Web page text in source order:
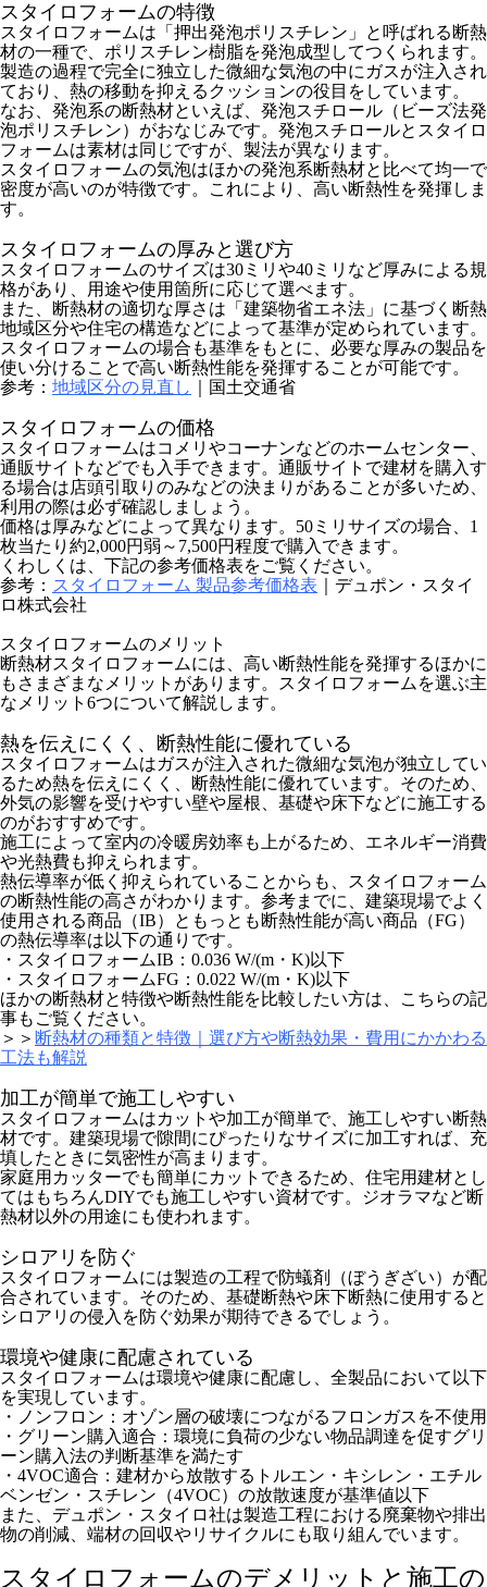
スタイロフォームの特徴
スタイロフォームは「押出発泡ポリスチレン」と呼ばれる断熱
材の一種で、ポリスチレン樹脂を発泡成型してつくられます。
製造の過程で完全に独立した微細な気泡の中にガスが注入され
ており、熱の移動を抑えるクッションの役目をしています。
なお、発泡系の断熱材といえば、発泡スチロール（ビーズ法発
泡ポリスチレン）がおなじみです。発泡スチロールとスタイロ
フォームは素材は同じですが、製法が異なります。
スタイロフォームの気泡はほかの発泡系断熱材と比べて均一で
密度が高いのが特徴です。これにより、高い断熱性を発揮しま
す。
スタイロフォームの厚みと選び方
スタイロフォームのサイズは30ミリや40ミリなど厚みによる規
格があり、用途や使用箇所に応じて選べます。
また、断熱材の適切な厚さは「建築物省エネ法」に基づく断熱
地域区分や住宅の構造などによって基準が定められています。
スタイロフォームの場合も基準をもとに、必要な厚みの製品を
使い分けることで高い断熱性能を発揮することが可能です。
参考： 地域区分の見直し ｜国土交通省
スタイロフォームの価格
スタイロフォームはコメリやコーナンなどのホームセンター、
通販サイトなどでも入手できます。通販サイトで建材を購入す
る場合は店頭引取りのみなどの決まりがあることが多いため、
利用の際は必ず確認しましょう。
価格は厚みなどによって異なります。50ミリサイズの場合、1
枚当たり約2,000円弱～7,500円程度で購入できます。
くわしくは、下記の参考価格表をご覧ください。
参考： スタイロフォーム 製品参考価格表 ｜デュポン・スタイ
ロ株式会社
スタイロフォームのメリット
断熱材スタイロフォームには、高い断熱性能を発揮するほかに
もさまざまなメリットがあります。スタイロフォームを選ぶ主
なメリット6つについて解説します。
熱を伝えにくく、断熱性能に優れている
スタイロフォームはガスが注入された微細な気泡が独立してい
るため熱を伝えにくく、断熱性能に優れています。そのため、
外気の影響を受けやすい壁や屋根、基礎や床下などに施工する
のがおすすめです。
施工によって室内の冷暖房効率も上がるため、エネルギー消費
や光熱費も抑えられます。
熱伝導率が低く抑えられていることからも、スタイロフォーム
の断熱性能の高さがわかります。参考までに、建築現場でよく
使用される商品（IB）ともっとも断熱性能が高い商品（FG）
の熱伝導率は以下の通りです。
・スタイロフォームIB：0.036 W/(m・K)以下
・スタイロフォームFG：0.022 W/(m・K)以下
ほかの断熱材と特徴や断熱性能を比較したい方は、こちらの記
事もご覧ください。
＞＞ 断熱材の種類と特徴｜選び方や断熱効果・費用にかかわる
工法も解説
加工が簡単で施工しやすい
スタイロフォームはカットや加工が簡単で、施工しやすい断熱
材です。建築現場で隙間にぴったりなサイズに加工すれば、充
填したときに気密性が高まります。
家庭用カッターでも簡単にカットできるため、住宅用建材とし
てはもちろんDIYでも施工しやすい資材です。ジオラマなど断
熱材以外の用途にも使われます。
シロアリを防ぐ
スタイロフォームには製造の工程で防蟻剤（ぼうぎざい）が配
合されています。そのため、基礎断熱や床下断熱に使用すると
シロアリの侵入を防ぐ効果が期待できるでしょう。
環境や健康に配慮されている
スタイロフォームは環境や健康に配慮し、全製品において以下
を実現しています。
・ノンフロン：オゾン層の破壊につながるフロンガスを不使用
・グリーン購入適合：環境に負荷の少ない物品調達を促すグリ
ーン購入法の判断基準を満たす
・4VOC適合：建材から放散するトルエン・キシレン・エチル
ベンゼン・スチレン（4VOC）の放散速度が基準値以下
また、デュポン・スタイロ社は製造工程における廃棄物や排出
物の削減、端材の回収やリサイクルにも取り組んでいます。
スタイロフォームのデメリットと施工の